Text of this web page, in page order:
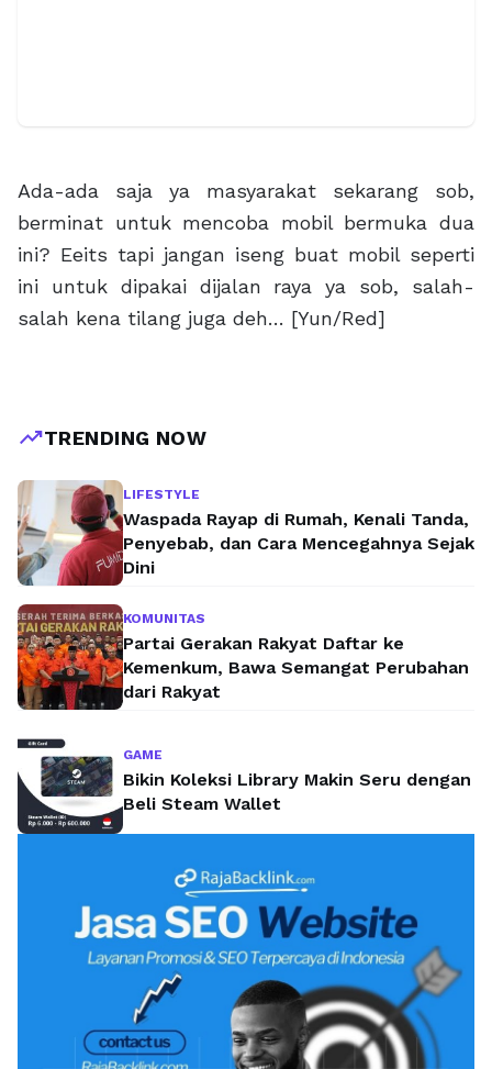
Ada-ada saja ya masyarakat sekarang sob,
berminat untuk mencoba mobil bermuka dua
ini? Eeits tapi jangan iseng buat mobil seperti
ini untuk dipakai dijalan raya ya sob, salah-
salah kena tilang juga deh… [Yun/Red]
trending_upTRENDING NOW
LIFESTYLE
Waspada Rayap di Rumah, Kenali Tanda,
Penyebab, dan Cara Mencegahnya Sejak
Dini
KOMUNITAS
Partai Gerakan Rakyat Daftar ke
Kemenkum, Bawa Semangat Perubahan
dari Rakyat
GAME
Bikin Koleksi Library Makin Seru dengan
Beli Steam Wallet